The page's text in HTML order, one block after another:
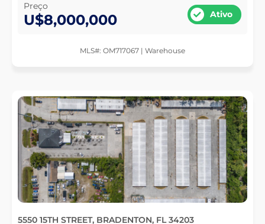
Preço
U$8,000,000 Ativo
MLS#: OM717067 | Warehouse
5550 15TH STREET, BRADENTON, FL 34203